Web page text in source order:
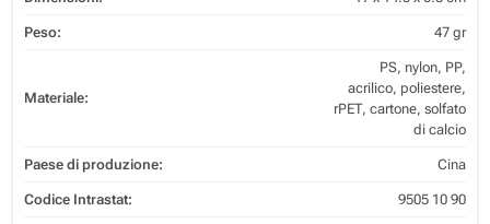
Peso: 47 gr
Materiale:
PS, nylon, PP,
acrilico, poliestere,
rPET, cartone, solfato
di calcio
Paese di produzione: Cina
Codice Intrastat: 9505 10 90